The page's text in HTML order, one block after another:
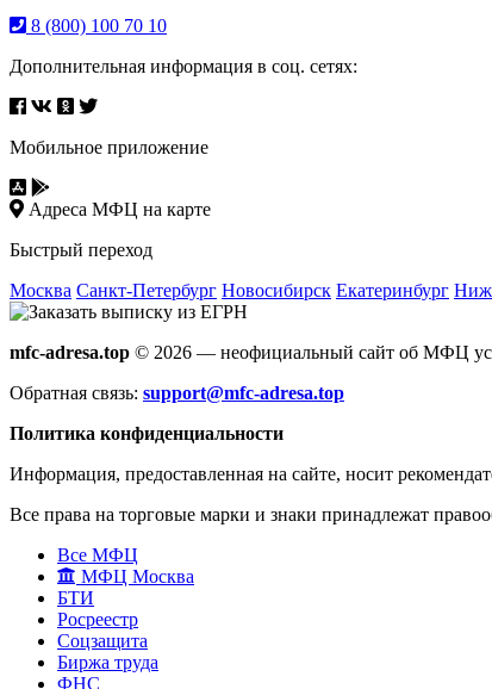
8 (800) 100 70 10
Дополнительная информация в соц. сетях:
Мобильное приложение
Адреса МФЦ на карте
Быстрый переход
Москва Санкт-Петербург Новосибирск Екатеринбург
mfc-adresa.top © 2026 — неофициальный сайт об МФЦ
Обратная связь: support@mfc-adresa.top
Политика конфиденциальности
Информация, предоставленная на сайте, носит
Все права на торговые марки и знаки принадлежат
Все МФЦ
МФЦ Москва
БТИ
Росреестр
Соцзащита
Биржа труда
ФНС